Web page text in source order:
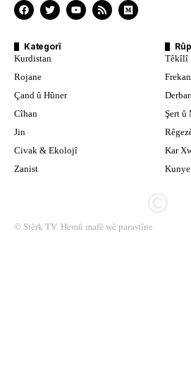
Kategorî
Kurdistan
Rojane
Çand û Hûner
Cîhan
Jin
Civak & Ekolojî
Zanist
Têkîlî
Şert û
Kar
Kunye
© Stêrk TV. Hemû mafê wê parastîne